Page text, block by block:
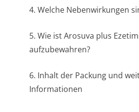
4. Welche Nebenwirkungen
5. Wie ist Arosuva plus
aufzubewahren?
6. Inhalt der Packung und
Informationen